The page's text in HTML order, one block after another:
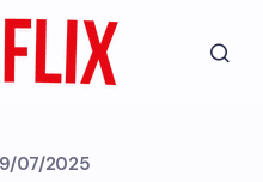
07/2025